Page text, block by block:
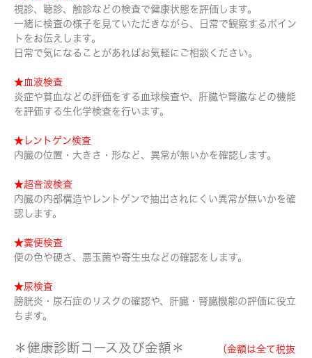
視診、聴診、触診などの検査で健康状態を評価します。
一緒に検査の様子を見ていただきながら、日常で観察するポイン
トをお伝えします。
日常で気になることがあればお気軽にご相談ください。
★血液検査
炎症や貧血などの評価をする血球検査や、肝臓や腎臓などの機能
を評価する生化学検査を行います。
★レントゲン検査
内臓の位置・大きさ・形など、異常が無いかを確認します。
★超音波検査
内臓の内部構造やレントゲンで抽出されにくい異常が無いかを確
認します。
★糞便検査
便の色や硬さ、悪玉菌や寄生虫などの確認をします。
★尿検査
膀胱炎・尿石症のリスクの確認や、肝臓・腎臓機能の評価に役立
ちます。
＊健康診断コース及び金額＊
（金額は全て税抜